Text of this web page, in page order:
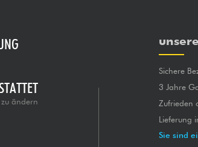
ändern
Sichere
3 Jahre
Zufrieden
Lieferung
Sie sind